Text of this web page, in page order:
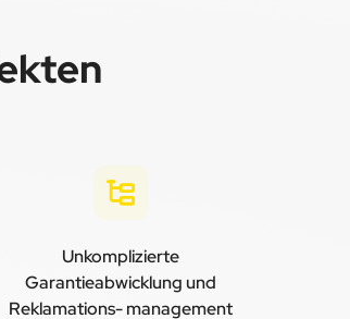
Unkomplizierte
Garantieabwicklung und
Reklamations- management